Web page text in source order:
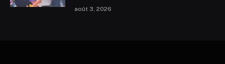
août 3, 2026